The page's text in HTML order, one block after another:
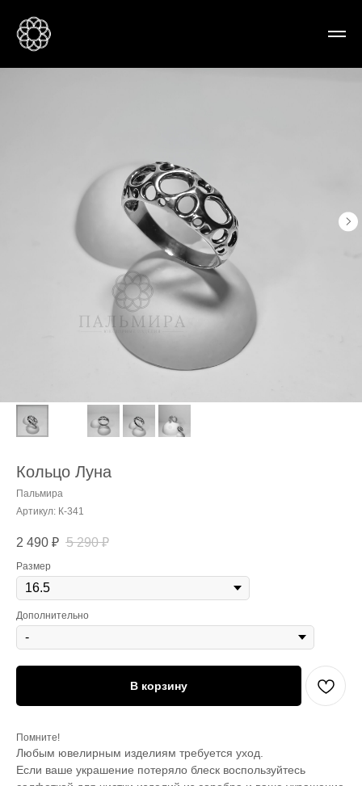
Кольцо Луна
Пальмира
Артикул: К-341
2 490 ₽ 5 290 ₽
Размер
Дополнительно
В корзину
Помните!
Любым ювелирным изделиям требуется уход.
Если ваше украшение потеряло блеск воспользуйтесь